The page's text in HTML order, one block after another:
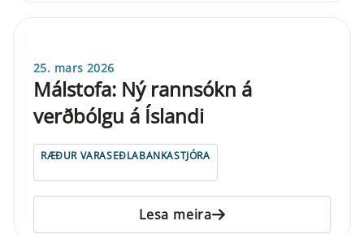
25. mars 2026
Málstofa: Ný rannsókn á
verðbólgu á Íslandi
RÆÐUR VARASEÐLABANKASTJÓRA
Lesa meira